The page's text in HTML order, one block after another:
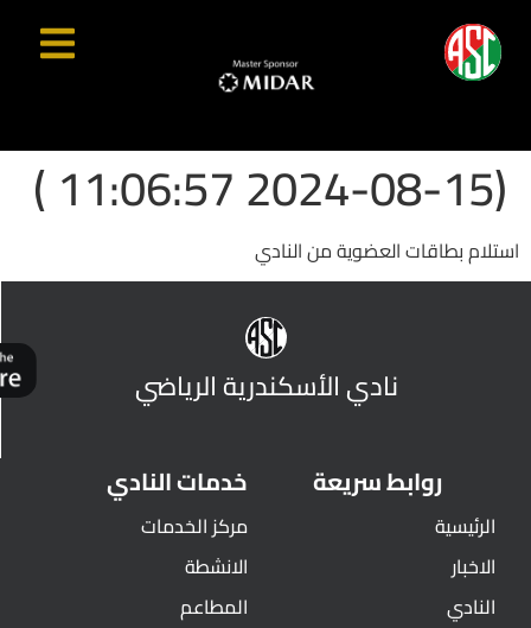
(2024-08-15 11:06:57 )
استلام بطاقات العضوية من النادي
نادي الأسكندرية الرياضي
روابط سريعة
الرئيسية
الاخبار
النادي
خدمات النادي
مركز الخدمات
الانشطة
المطاعم